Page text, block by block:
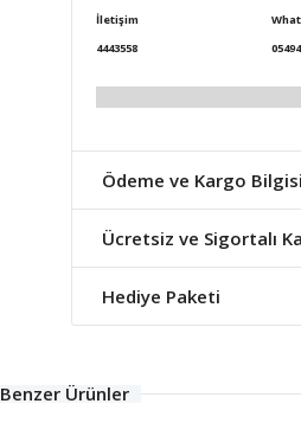
İletişim
4443558
Ödeme ve Kargo Bilgisi
Ücretsiz ve Sigortalı
Hediye Paketi
Benzer Ürünler